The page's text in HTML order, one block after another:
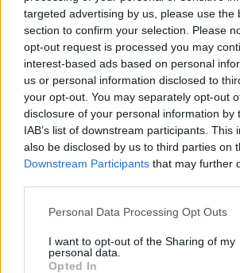
targeted advertising by us, please use the
section to confirm your selection. Please
opt-out request is processed you may
interest-based ads based on personal
us or personal information disclosed to
your opt-out. You may separately opt-out
disclosure of your personal information by
IAB’s list of downstream participants. This
also be disclosed by us to third parties on
Downstream Participants that may further
Personal Data Processing Opt Outs
I want to opt-out of the Sharing of my
personal data.
Opted In
22 kwietnia 2024, 16:34